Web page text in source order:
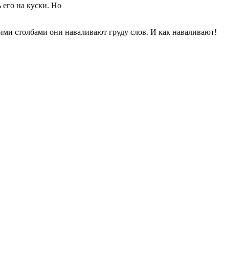
его на куски. Но
столбами они наваливают груду слов. И как наваливают!